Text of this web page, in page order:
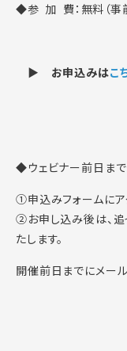
◆参 加 費：無料（事
▶ お申込みはこ
◆ウェビナー前日まで
①申込みフォームにア
②お申し込み後は、
たします。
開催前日までにメー